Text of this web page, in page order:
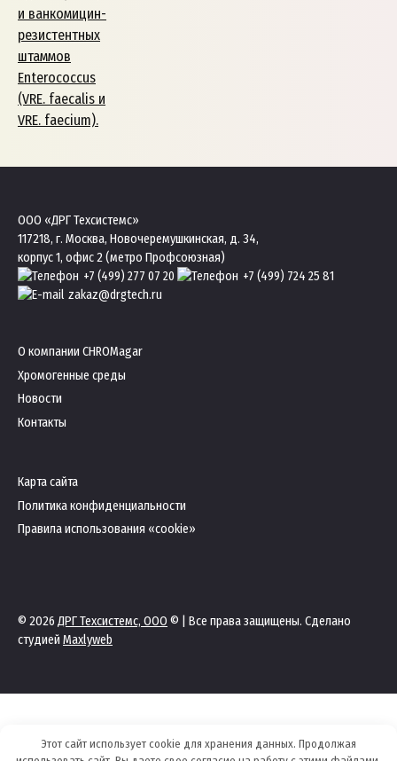
ООО «ДРГ Техсистемс»
117218, г. Москва, Новочеремушкинская, д. 34,
корпус 1, офис 2 (метро Профсоюзная)
+7 (499) 277 07 20
+7 (499) 724 25 81
zakaz@drgtech.ru
О компании CHROMagar
Хромогенные среды
Новости
Контакты
Карта сайта
Политика конфиденциальности
Правила использования «cookie»
© 2026 ДРГ Техсистемс, OOO © | Все права защищены. Сделано
студией Maxlyweb
Этот сайт использует cookie для хранения данных. Продолжая